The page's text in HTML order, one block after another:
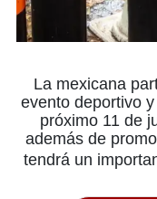
La mexicana
evento deportivo
próximo 11 de
además de
tendrá un